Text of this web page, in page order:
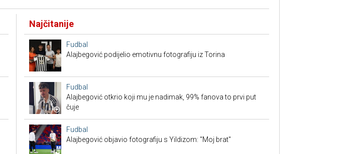
Najčitanije
Fudbal
Alajbegović podijelio emotivnu fotografiju iz Torina
Fudbal
Alajbegović otkrio koji mu je nadimak, 99% fanova to prvi put
čuje
Fudbal
Alajbegović objavio fotografiju s Yildizom: "Moj brat"